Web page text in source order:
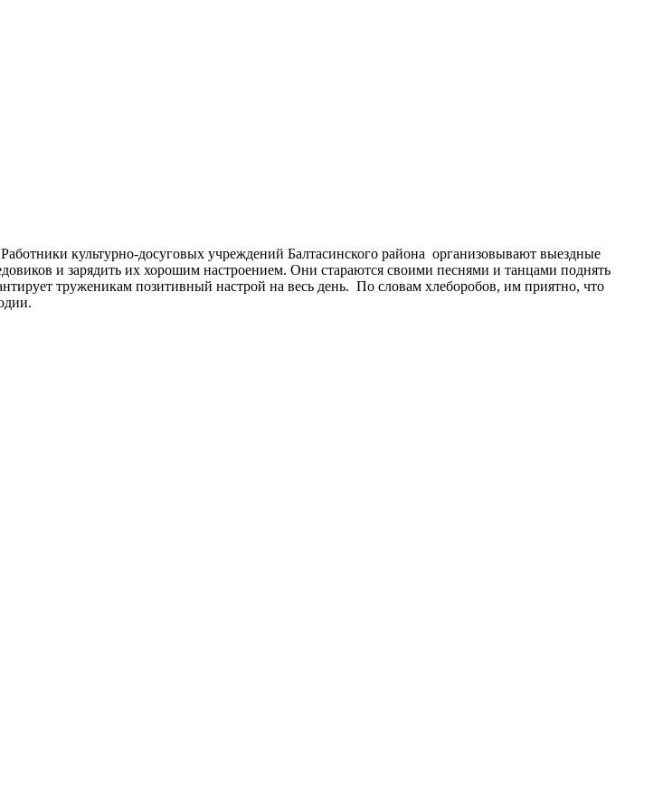
культурно-досуговых учреждений Балтасинского района организовывают выездные
и зарядить их хорошим настроением. Они стараются своими песнями и танцами поднять
труженикам позитивный настрой на весь день. По словам хлеборобов, им приятно, что